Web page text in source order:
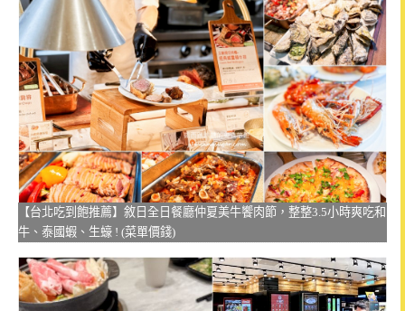
【台北吃到飽推薦】敘日全日餐廳仲夏美牛饗肉節，整整3.5小時爽吃和
牛、泰國蝦、生蠔 ! (菜單價錢)